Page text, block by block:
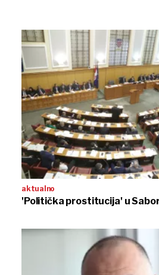
aktualno
'Politička prostitucija' u